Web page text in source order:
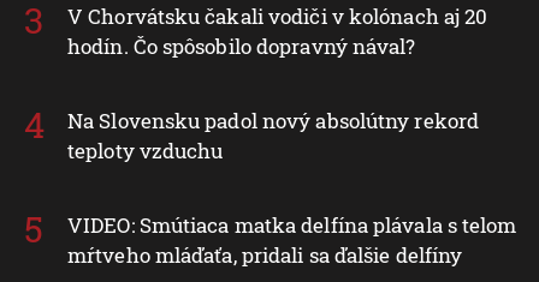
V Chorvátsku čakali vodiči v kolónach aj 20
hodín. Čo spôsobilo dopravný nával?
Na Slovensku padol nový absolútny rekord
teploty vzduchu
VIDEO: Smútiaca matka delfína plávala s telom
mŕtveho mláďaťa, pridali sa ďalšie delfíny